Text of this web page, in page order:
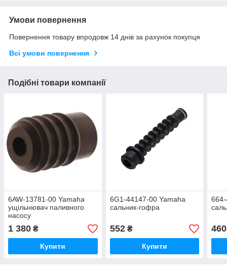
Умови повернення
Повернення товару впродовж 14 днів за рахунок покупця
Всі умови повернення
Подібні товари компанії
6AW-13781-00 Yamaha
ущільнювач паливного
насосу
1 380 ₴
Купити
6G1-44147-00 Yamaha
сальник-гофра
552₴
Купити
460